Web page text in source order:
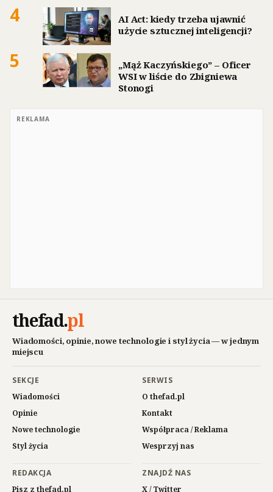
4
AI Act: kiedy trzeba ujawnić
użycie sztucznej inteligencji?
5
„Mąż Kaczyńskiego” – Oficer
WSI w liście do Zbigniewa
Stonogi
REKLAMA
thefad.pl
Wiadomości, opinie, nowe technologie i styl życia — w jednym
miejscu
SEKCJE
Wiadomości
Opinie
Nowe technologie
Styl życia
SERWIS
O thefad.pl
Kontakt
Współpraca / Reklama
Wesprzyj nas
REDAKCJA
Pisz z thefad.pl
ZNAJDŹ NAS
X / Twitter